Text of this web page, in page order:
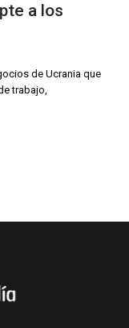
a los
de Ucrania que
trabajo,